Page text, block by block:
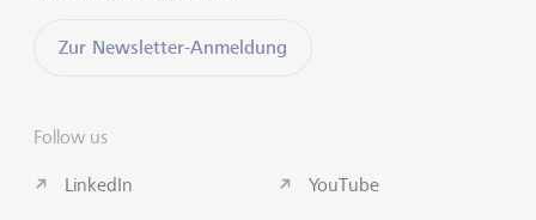
Zur Newsletter-Anmeldung
Follow us
LinkedIn YouTube